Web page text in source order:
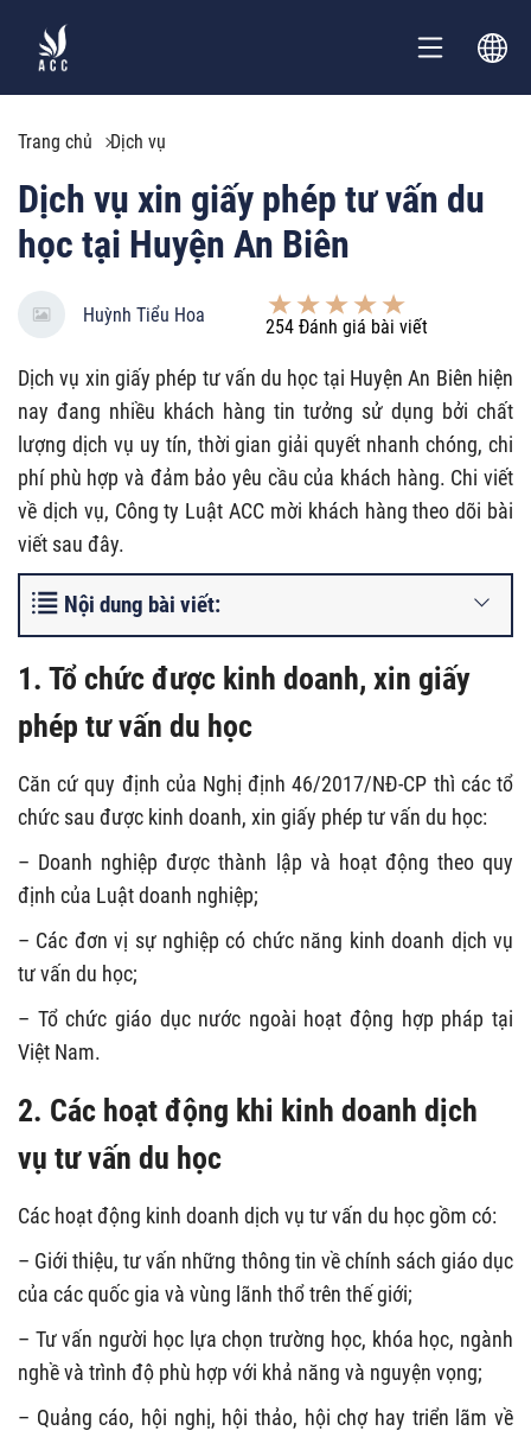
Trang chủ Dịch vụ
Dịch vụ xin giấy phép tư vấn du
học tại Huyện An Biên
Huỳnh Tiểu Hoa
254 Đánh giá bài viết
Dịch vụ xin giấy phép tư vấn du học tại Huyện An Biên hiện
nay đang nhiều khách hàng tin tưởng sử dụng bởi chất
lượng dịch vụ uy tín, thời gian giải quyết nhanh chóng, chi
phí phù hợp và đảm bảo yêu cầu của khách hàng. Chi viết
về dịch vụ, Công ty Luật ACC mời khách hàng theo dõi bài
viết sau đây.
Nội dung bài viết:
1. Tổ chức được kinh doanh, xin giấy
phép tư vấn du học
Căn cứ quy định của Nghị định 46/2017/NĐ-CP thì các tổ
chức sau được kinh doanh, xin giấy phép tư vấn du học:
– Doanh nghiệp được thành lập và hoạt động theo quy
định của Luật doanh nghiệp;
– Các đơn vị sự nghiệp có chức năng kinh doanh dịch vụ
tư vấn du học;
– Tổ chức giáo dục nước ngoài hoạt động hợp pháp tại
Việt Nam.
2. Các hoạt động khi kinh doanh dịch
vụ tư vấn du học
Các hoạt động kinh doanh dịch vụ tư vấn du học gồm có:
– Giới thiệu, tư vấn những thông tin về chính sách giáo dục
của các quốc gia và vùng lãnh thổ trên thế giới;
– Tư vấn người học lựa chọn trường học, khóa học, ngành
nghề và trình độ phù hợp với khả năng và nguyện vọng;
– Quảng cáo, hội nghị, hội thảo, hội chợ hay triển lãm về